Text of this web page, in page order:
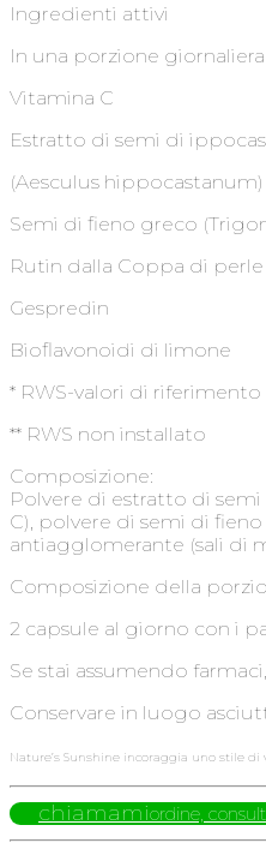
Ingredienti attivi
In una porzione
Vitamina
Estratto di semi di
(Aesculus
Semi di fieno greco
Rutin dalla Coppa di
* RWS-valori di
** RWS non installato
Composizione:
Polvere di estratto di
C), polvere di semi di
antiagglomerante (sali di
Composizione della
2 capsule al giorno con i
Se stai assumendo
Conservare in luogo
Nature’s Sunshine incoraggia uno stile
chiamamiordine,